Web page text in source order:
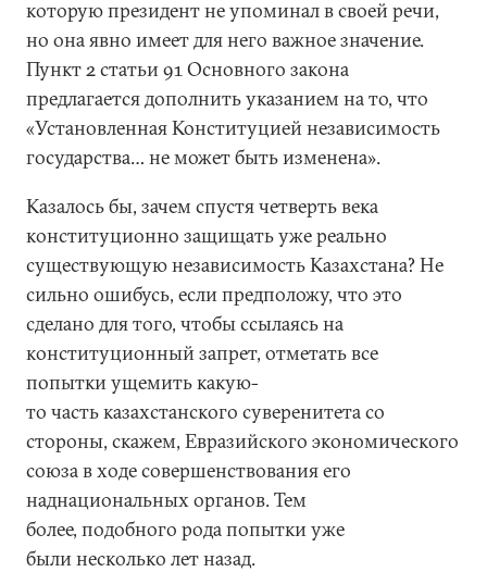
которую президент не упоминал в своей речи,
но она явно имеет для него важное значение.
Пункт 2 статьи 91 Основного закона
предлагается дополнить указанием на то, что
«Установленная Конституцией независимость
государства… не может быть изменена».
Казалось бы, зачем спустя четверть века
конституционно защищать уже реально
существующую независимость Казахстана? Не
сильно ошибусь, если предположу, что это
сделано для того, чтобы ссылаясь на
конституционный запрет, отметать все
попытки ущемить какую-
то часть казахстанского суверенитета со
стороны, скажем, Евразийского экономического
союза в ходе совершенствования его
наднациональных органов. Тем
более, подобного рода попытки уже
были несколько лет назад.